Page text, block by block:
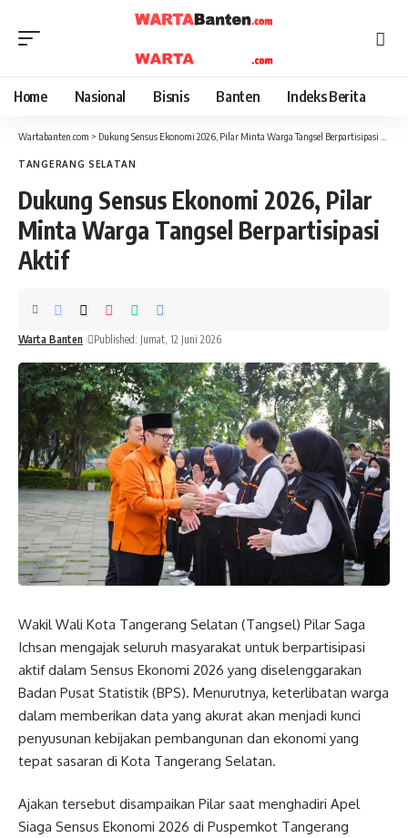
Home Nasional Bisnis Banten Indeks Berita
Wartabanten.com > Dukung Sensus Ekonomi 2026, Pilar Minta Warga Tangsel Berpartisipasi Aktif
TANGERANG SELATAN
Dukung Sensus Ekonomi 2026, Pilar
Minta Warga Tangsel Berpartisipasi
Aktif
Warta Banten Published: Jumat, 12 Juni 2026
Wakil Wali Kota Tangerang Selatan (Tangsel) Pilar Saga
Ichsan mengajak seluruh masyarakat untuk berpartisipasi
aktif dalam Sensus Ekonomi 2026 yang diselenggarakan
Badan Pusat Statistik (BPS). Menurutnya, keterlibatan warga
dalam memberikan data yang akurat akan menjadi kunci
penyusunan kebijakan pembangunan dan ekonomi yang
tepat sasaran di Kota Tangerang Selatan.
Ajakan tersebut disampaikan Pilar saat menghadiri Apel
Siaga Sensus Ekonomi 2026 di Puspemkot Tangerang